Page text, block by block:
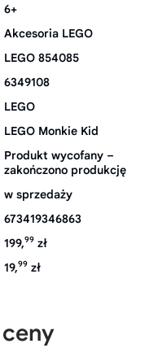
6+
Akcesoria LEGO
LEGO 854085
6349108
LEGO
LEGO Monkie Kid
Produkt wycofany –
zakończono produkcję
w sprzedaży
673419346863
199,99 zł
19,99 zł